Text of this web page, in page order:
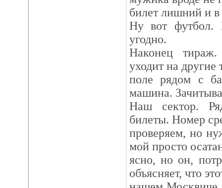
билет лишний и
Ну вот футбол.
угодно.
Наконец
уходит на
поле рядом с
машина.
Наш сектор.
билеты. Номер
проверяем, но
мой просто
ясно, но он,
объясняет, что